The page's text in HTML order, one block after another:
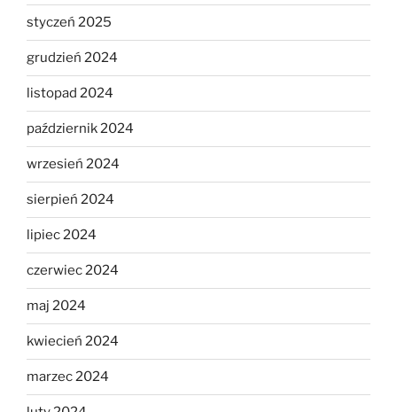
styczeń 2025
grudzień 2024
listopad 2024
październik 2024
wrzesień 2024
sierpień 2024
lipiec 2024
czerwiec 2024
maj 2024
kwiecień 2024
marzec 2024